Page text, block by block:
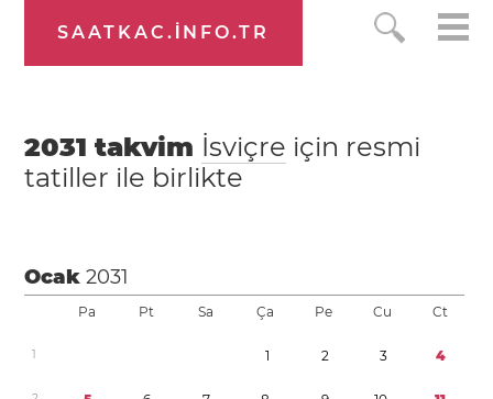
SAATKAC.INFO.TR
2031 takvim İsviçre için resmi
tatiller ile birlikte
Ocak2031
Pa Pt Sa Ça Pe Cu Ct
1 1 2 3 4